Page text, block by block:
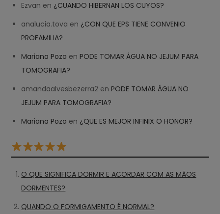
Ezvan en ¿CUANDO HIBERNAN LOS CUYOS?
analucia.tova en ¿CON QUE EPS TIENE CONVENIO
PROFAMILIA?
Mariana Pozo enPODE TOMAR ÁGUA NO JEJUM PARA
TOMOGRAFIA?
amandaalvesbezerra2 enPODE TOMAR ÁGUA NO
JEJUM PARA TOMOGRAFIA?
Mariana Pozo en ¿QUE ES MEJOR INFINIX O HONOR?
O QUE SIGNIFICA DORMIR E ACORDAR COM AS MÃOS
DORMENTES?
QUANDO O FORMIGAMENTO É NORMAL?